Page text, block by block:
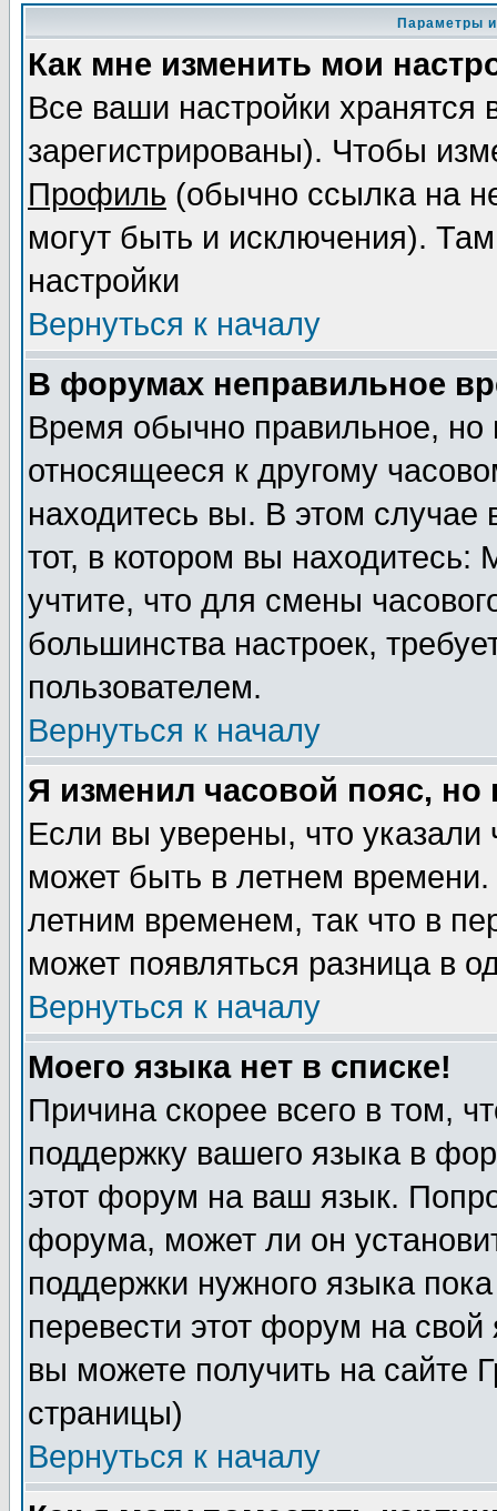
Параметры
Как мне изменить мои
Все ваши настройки
зарегистрированы). Чтобы
Профиль (обычно ссылка на
могут быть и исключения).
настройки
Вернуться к началу
В форумах неправильное
Время обычно правильное,
относящееся к другому
находитесь вы. В этом
тот, в котором вы
учтите, что для смены
большинства настроек,
пользователем.
Вернуться к началу
Я изменил часовой пояс,
Если вы уверены, что указали
может быть в летнем
летним временем, так что в
может появляться разница в
Вернуться к началу
Моего языка нет в списке!
Причина скорее всего в том,
поддержку вашего языка в
этот форум на ваш язык.
форума, может ли он
поддержки нужного языка
перевести этот форум на
вы можете получить на сайте
страницы)
Вернуться к началу